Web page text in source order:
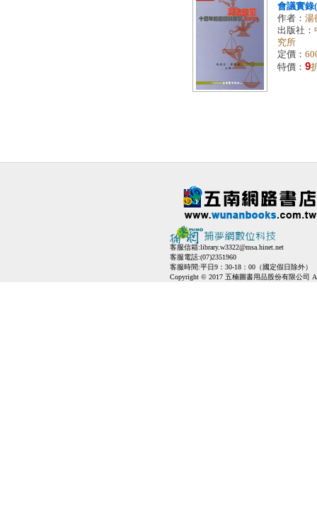
會議實錄
作者： 湯
出版社：
究所
定價：
特價： 9
客服信箱:library.w3322@msa.hinet.net
客服電話:(07)2351960
客服時間:平日9：30-18：00（國定假日除外）
Copyright © 2017 五楠圖書用品股份有限公司